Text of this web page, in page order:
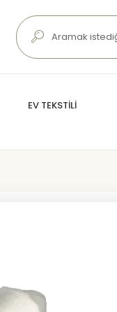
EV TEKSTİLİ